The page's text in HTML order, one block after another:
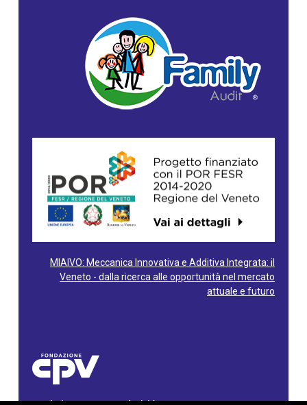
MIAIVO: Meccanica Innovativa e Additiva Integrata: il
Veneto - dalla ricerca alle opportunità nel mercato
attuale e futuro